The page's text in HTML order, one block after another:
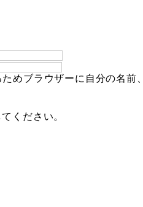
めブラウザーに自分の名前
ください。